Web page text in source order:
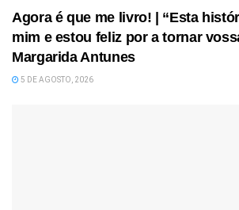
Agora é que me livro! | “Esta
mim e estou feliz por a tornar
Margarida Antunes
5 DE AGOSTO, 2026